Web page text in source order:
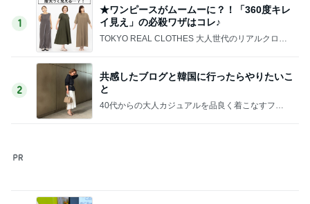
1
★ワンピースがムームーに？！「360度キレ
イ見え」の必殺ワザはコレ♪
TOKYO REAL CLOTHES 大人世代のリアルクロー
ズ
2
共感したブログと韓国に行ったらやりたいこ
と
40代からの大人カジュアルを品良く着こなすファ
ッションブログ